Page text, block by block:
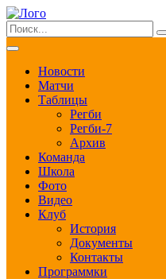
Новости
Матчи
Таблицы
Регби
Регби-7
Архив
Команда
Школа
Фото
Видео
Клуб
История
Документы
Контакты
Программки